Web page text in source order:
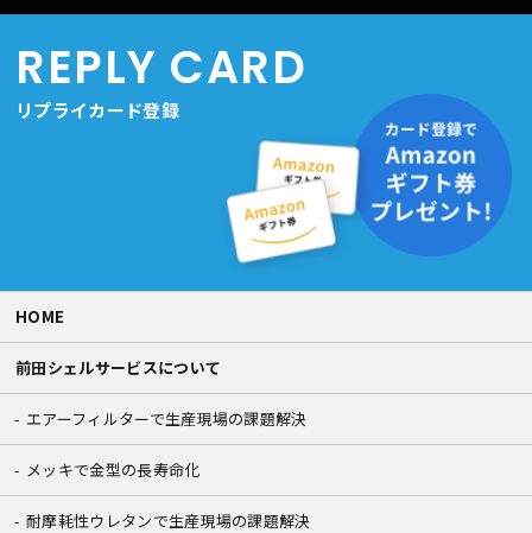
REPLY CARD
リプライカード登録
HOME
前田シェルサービスについて
エアーフィルターで生産現場の課題解決
メッキで金型の長寿命化
耐摩耗性ウレタンで生産現場の課題解決